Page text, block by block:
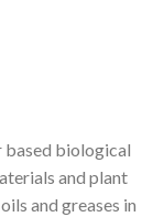
biological
and plant
and greases in